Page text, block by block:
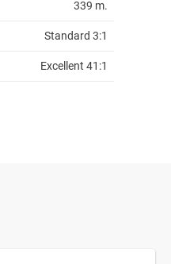
339 m.
Standard 3:1
Excellent 41:1